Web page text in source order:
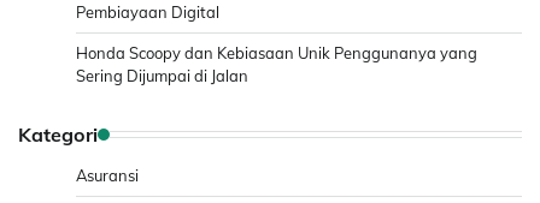
Pembiayaan Digital
Honda Scoopy dan Kebiasaan Unik Penggunanya yang
Sering Dijumpai di Jalan
Kategori
Asuransi